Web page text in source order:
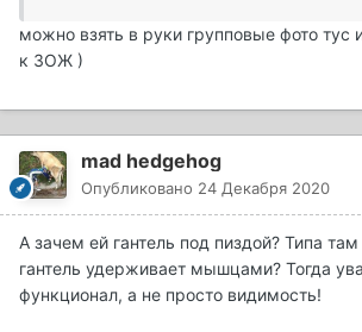
можно взять в руки групповые фото тус
к ЗОЖ )
mad hedgehog
Опубликовано 24 Декабря 2020
А зачем ей гантель под пиздой? Типа
гантель удерживает мышцами? Тогда
функционал, а не просто видимость!